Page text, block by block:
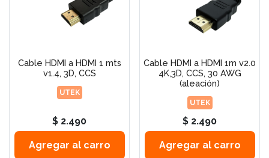
Cable HDMI a HDMI 1 mts
v1.4, 3D, CCS
UTEK
$ 2.490
Agregar al carro
Cable HDMI a HDMI 1m v2.0
4K,3D, CCS, 30 AWG
(aleación)
UTEK
$ 2.490
Agregar al carro